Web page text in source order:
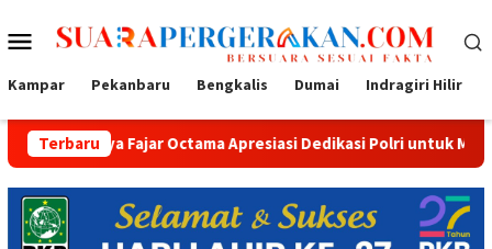
ke
Menu
Mobile
Kampar Pekanbaru Bengkalis Dumai Indragiri Hilir
Terbaru
Octama Apresiasi Dedikasi Polri untuk Masyarakat